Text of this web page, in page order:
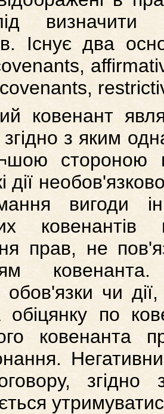
визначити
Існує два
ковенант
з яким
стороною
дії
вигоди
прав, не
обов'язки чи
по
ковенанта